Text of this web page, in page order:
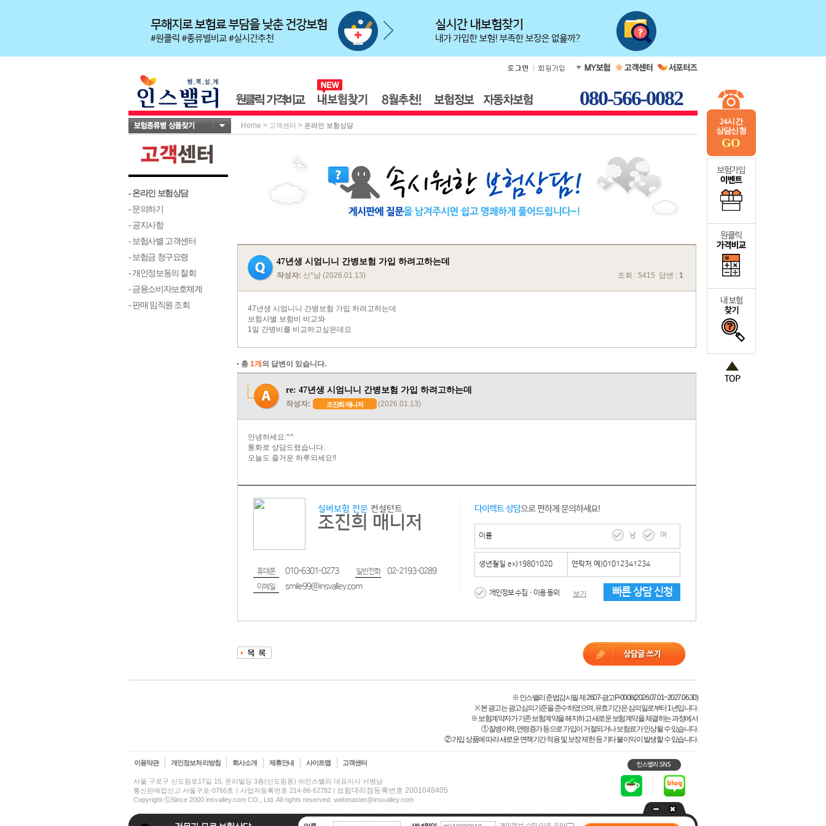
24시간
상담신청
GO
080-566-0082
Home > 고객센터 > 온라인 보험상담
- 온라인 보험상담
- 문의하기
- 공지사항
- 보험사별 고객센터
- 보험금 청구요령
- 개인정보동의 철회
- 금융소비자보호체계
- 판매 임직원 조회
47년생 시엄니니 간병보험 가입 하려고하는데
작성자: 신*남 (2026.01.13) 조회 : 5415 답변 : 1
47년생 시엄니니 간병보험 가입 하려고하는데
보험사별 보험비 비교와
1일 간병비를 비교하고싶은데요
총 1개의 답변이 있습니다.
re: 47년생 시엄니니 간병보험 가입 하려고하는데
작성자: 조진희 매니저 (2026.01.13)
안녕하세요.^^
통화로 상담드렸습니다.
오늘도 즐거운 하루되세요!!
실버보험 전문 컨설턴트
조진희 매니저
휴대폰 010-6301-0273 일반전화 02-2193-0289
이메일 smile99@insvalley.com
다이렉트 상담으로 편하게 문의하세요!
남 여
개인정보 수집·이용 동의 보기 빠른 상담 신청
※ 인스밸리 준법감시필 제 2607-광고P-0008(2026.07.01~2027.06.30)
※ 본 광고는 광고심의기준을 준수하였으며, 유효기간은 심의일로부터 1년입니다.
※ 보험계약자가 기존 보험계약을 해지하고 새로운 보험계약을 체결하는 과정에서
① 질병이력, 연령증가 등으로 가입이 거절되거나 보험료가 인상될 수 있습니다.
② 가입 상품에 따라 새로운 면책기간 적용 및 보장 제한 등 기타 불이익이 발생할 수 있습니다.
이용약관 개인정보처리방침 회사소개 제휴안내 사이트맵 고객센터
서울 구로구 신도림로17길 15, 온리빌딩 3층(신도림동) ㈜인스밸리 대표이사 서병남
통신판매업신고 서울구로-0766호ㅣ사업자등록번호 214-86-62782 | 보험대리점등록번호 2001048405
Copyright ⓒSince 2000 insvalley.com CO., Ltd. All rights reserved. webmaster@insvalley.com